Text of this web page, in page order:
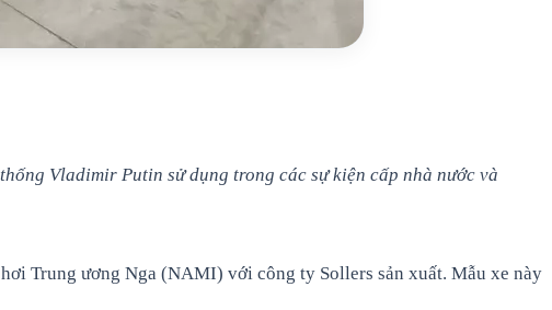
Vladimir Putin sử dụng trong các sự kiện cấp nhà nước và
Trung ương Nga (NAMI) với công ty Sollers sản xuất. Mẫu xe này